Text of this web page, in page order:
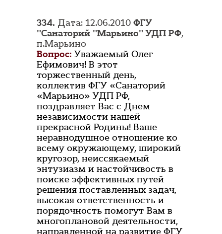
334. Дата: 12.06.2010 ФГУ
"Санаторий "Марьино" УДП РФ,
п.Марьино
Вопрос: Уважаемый Олег
Ефимович! В этот
торжественный день,
коллектив ФГУ «Санаторий
«Марьино» УДП РФ,
поздравляет Вас с Днем
независимости нашей
прекрасной Родины! Ваше
неравнодушное отношение ко
всему окружающему, широкий
кругозор, неиссякаемый
энтузиазм и настойчивость в
поиске эффективных путей
решения поставленных задач,
высокая ответственность и
порядочность помогут Вам в
многоплановой деятельности,
направленной на развитие ФГУ